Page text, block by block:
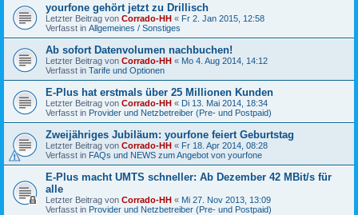
yourfone gehört jetzt zu Drillisch
Letzter Beitrag von Corrado-HH « Fr 2. Jan 2015, 12:58
Verfasst in Allgemeines / Sonstiges
Ab sofort Datenvolumen nachbuchen!
Letzter Beitrag von Corrado-HH « Mo 4. Aug 2014, 14:12
Verfasst in Tarife und Optionen
E-Plus hat erstmals über 25 Millionen Kunden
Letzter Beitrag von Corrado-HH « Di 13. Mai 2014, 18:34
Verfasst in Provider und Netzbetreiber (Pre- und Postpaid)
Zweijähriges Jubiläum: yourfone feiert Geburtstag
Letzter Beitrag von Corrado-HH « Fr 18. Apr 2014, 08:28
Verfasst in FAQs und NEWS zum Angebot von yourfone
E-Plus macht UMTS schneller: Ab Dezember 42 MBit/s für
alle
Letzter Beitrag von Corrado-HH « Mi 27. Nov 2013, 13:09
Verfasst in Provider und Netzbetreiber (Pre- und Postpaid)